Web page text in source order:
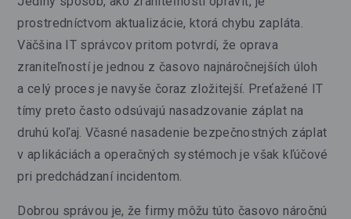
prostredníctvom aktualizácie, ktorá chybu zapláta.
Väčšina IT správcov pritom potvrdí, že oprava
zraniteľností je jednou z časovo najnáročnejších úloh
a celý proces je navyše čoraz zložitejší. Preťažené IT
tímy preto často odsúvajú nasadzovanie záplat na
druhú koľaj. Včasné nasadenie bezpečnostných záplat
v aplikáciách a operačných systémoch je však kľúčové
pri predchádzaní incidentom.
Dobrou správou je, že firmy môžu túto časovo náročnú